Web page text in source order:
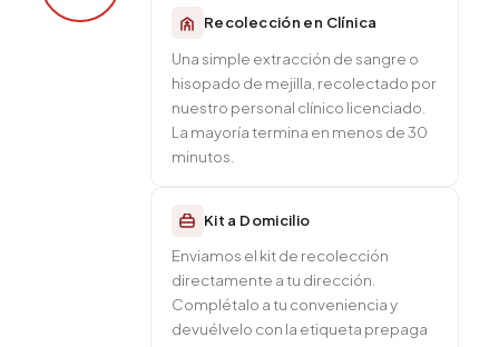
Recolección en Clínica
Una simple extracción de sangre o
hisopado de mejilla, recolectado por
nuestro personal clínico licenciado.
La mayoría termina en menos de 30
minutos.
Kit a Domicilio
Enviamos el kit de recolección
directamente a tu dirección.
Complétalo a tu conveniencia y
devuélvelo con la etiqueta prepaga